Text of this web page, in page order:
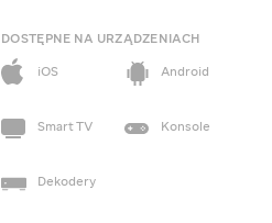
DOSTĘPNE NA URZĄDZENIACH
iOS
Android
Smart TV Konsole
Dekodery